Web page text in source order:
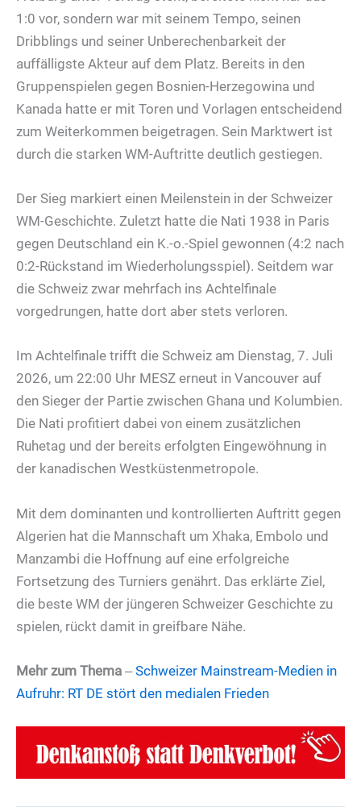
1:0 vor, sondern war mit seinem Tempo, seinen
Dribblings und seiner Unberechenbarkeit der
auffälligste Akteur auf dem Platz. Bereits in den
Gruppenspielen gegen Bosnien-Herzegowina und
Kanada hatte er mit Toren und Vorlagen entscheidend
zum Weiterkommen beigetragen. Sein Marktwert ist
durch die starken WM-Auftritte deutlich gestiegen.
Der Sieg markiert einen Meilenstein in der Schweizer
WM-Geschichte. Zuletzt hatte die Nati 1938 in Paris
gegen Deutschland ein K.-o.-Spiel gewonnen (4:2 nach
0:2-Rückstand im Wiederholungsspiel). Seitdem war
die Schweiz zwar mehrfach ins Achtelfinale
vorgedrungen, hatte dort aber stets verloren.
Im Achtelfinale trifft die Schweiz am Dienstag, 7. Juli
2026, um 22:00 Uhr MESZ erneut in Vancouver auf
den Sieger der Partie zwischen Ghana und Kolumbien.
Die Nati profitiert dabei von einem zusätzlichen
Ruhetag und der bereits erfolgten Eingewöhnung in
der kanadischen Westküstenmetropole.
Mit dem dominanten und kontrollierten Auftritt gegen
Algerien hat die Mannschaft um Xhaka, Embolo und
Manzambi die Hoffnung auf eine erfolgreiche
Fortsetzung des Turniers genährt. Das erklärte Ziel,
die beste WM der jüngeren Schweizer Geschichte zu
spielen, rückt damit in greifbare Nähe.
Mehr zum Thema ‒Schweizer Mainstream-Medien in
Aufruhr: RT DE stört den medialen Frieden